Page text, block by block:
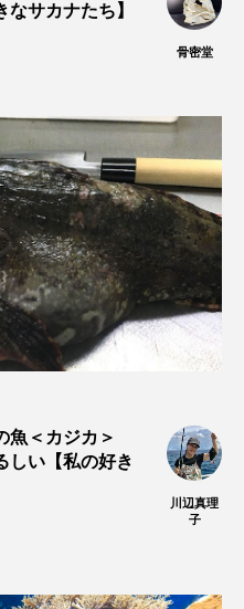
コ
ボシ
ナミヌマエビ
ダカ
ツ ムツ
メジナ メヌケ
モツゴ
なサカナたち】
骨密堂
魚＜カジカ＞
しい【私の好き
川辺真理
子